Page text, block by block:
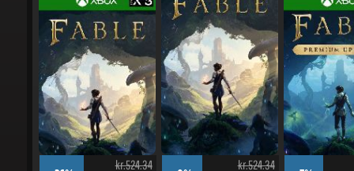
-26%
kr.524.34
kr.335.21 -0%
kr.524.34
kr.455.17 -3%